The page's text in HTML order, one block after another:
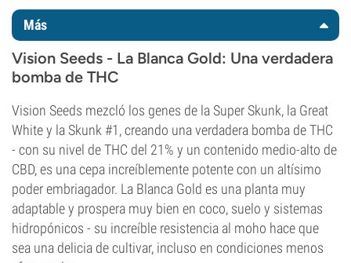
Más
Vision Seeds - La Blanca Gold: Una verdadera
bomba de THC
Vision Seeds mezcló los genes de la Super Skunk, la Great
White y la Skunk #1, creando una verdadera bomba de THC
- con su nivel de THC del 21% y un contenido medio-alto de
CBD, es una cepa increíblemente potente con un altísimo
poder embriagador. La Blanca Gold es una planta muy
adaptable y prospera muy bien en coco, suelo y sistemas
hidropónicos - su increíble resistencia al moho hace que
sea una delicia de cultivar, incluso en condiciones menos